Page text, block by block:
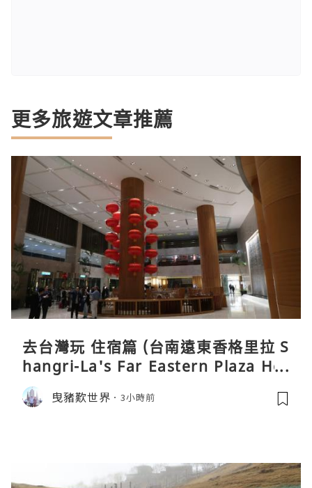
更多旅遊文章推薦
去台灣玩 住宿篇 (台南遠東香格里拉 S
hangri-La's Far Eastern Plaza Hot
el, Tainan)
曳豬歎世界 3小時前